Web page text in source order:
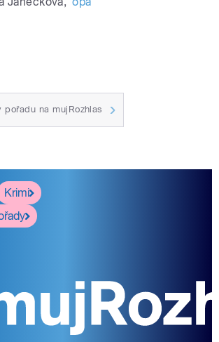
pořadu na mujRozhlas
Krimi